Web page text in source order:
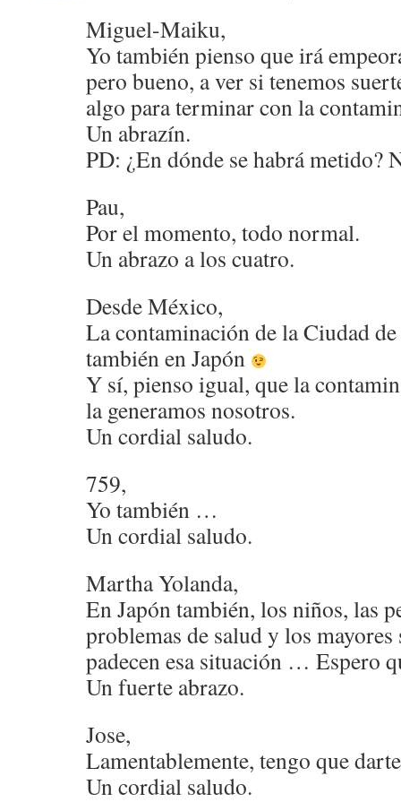
Miguel-Maiku,
Yo también pienso que irá
pero bueno, a ver si tenemos
algo para terminar con la
Un abrazín.
PD: ¿En dónde se habrá
Pau,
Por el momento, todo normal.
Un abrazo a los cuatro.
Desde México,
La contaminación de la Ciudad
también en Japón
Y sí, pienso igual, que la
la generamos nosotros.
Un cordial saludo.
759,
Yo también …
Un cordial saludo.
Martha Yolanda,
En Japón también, los niños, las
problemas de salud y los mayores
padecen esa situación … Espero
Un fuerte abrazo.
Jose,
Lamentablemente, tengo que
Un cordial saludo.